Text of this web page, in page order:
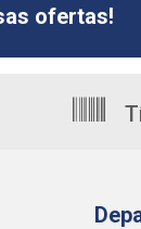
ofertas!